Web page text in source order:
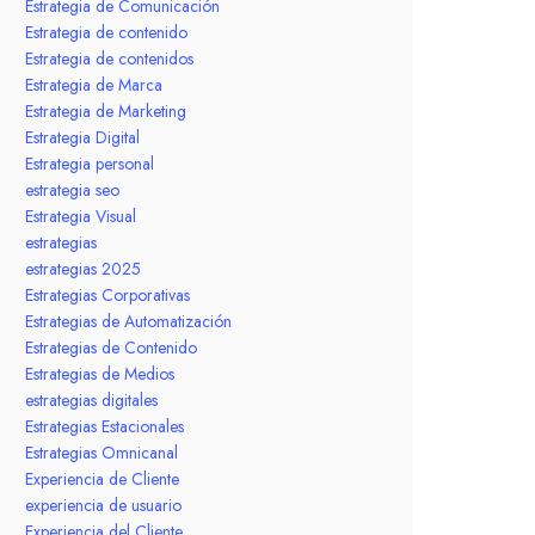
Estrategia de Comunicación
Estrategia de contenido
Estrategia de contenidos
Estrategia de Marca
Estrategia de Marketing
Estrategia Digital
Estrategia personal
estrategia seo
Estrategia Visual
estrategias
estrategias 2025
Estrategias Corporativas
Estrategias de Automatización
Estrategias de Contenido
Estrategias de Medios
estrategias digitales
Estrategias Estacionales
Estrategias Omnicanal
Experiencia de Cliente
experiencia de usuario